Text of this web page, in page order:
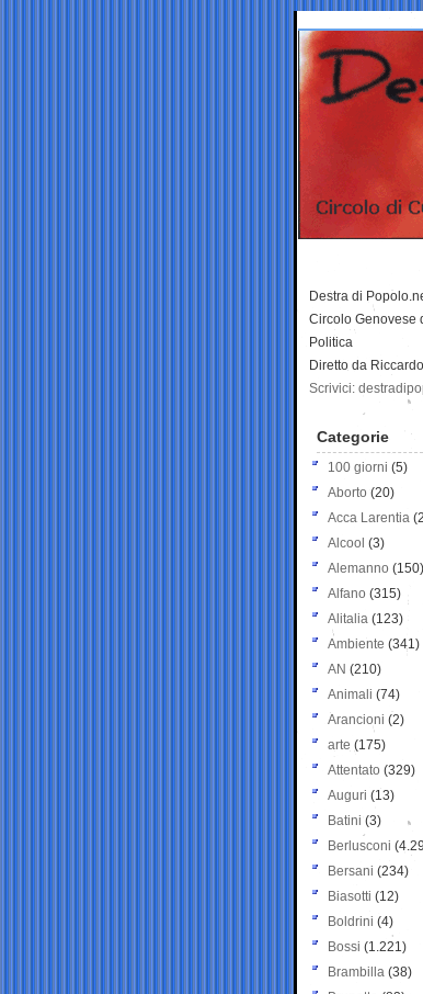
Destra di
Circolo Genovese
Politica
Diretto da
Scrivici:
Categorie
100 giorni (5)
Aborto (20)
Acca Larentia
Alcool (3)
Alemanno (150)
Alfano (315)
Alitalia (123)
Ambiente (341)
AN (210)
Animali (74)
Arancioni (2)
arte (175)
Attentato (329)
Auguri (13)
Batini (3)
Berlusconi
Bersani (234)
Biasotti (12)
Boldrini (4)
Bossi (1.221)
Brambilla (38)